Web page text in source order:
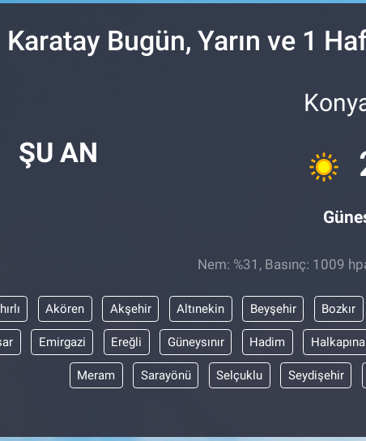
Karatay Bugün, Yarın ve 1
ŞU AN
Nem: %31, Basınç: 1009
Akören Akşehir Altınekin Beyşehir Bozkır
Emirgazi Ereğli Güneysınır Hadim
Meram Sarayönü Selçuklu Seydişehir